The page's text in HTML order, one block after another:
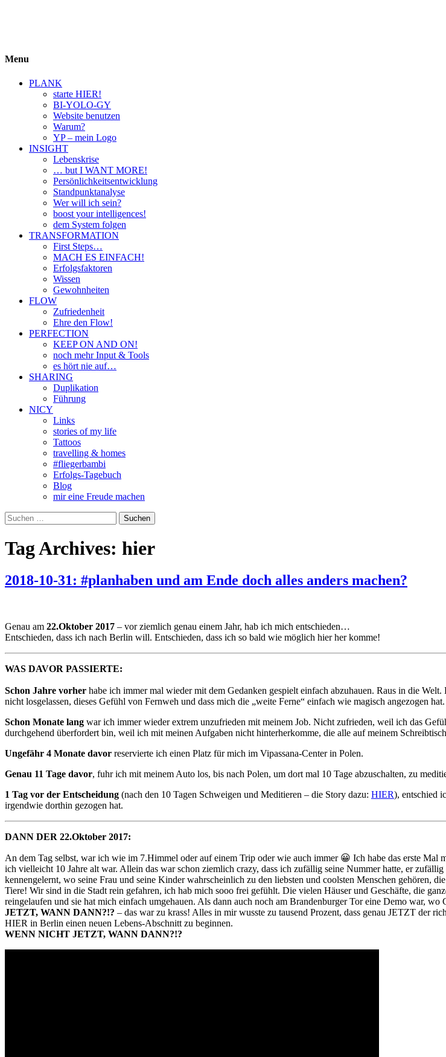
Menu
PLANK
starte HIER!
BI-YOLO-GY
Website benutzen
Warum?
YP – mein Logo
INSIGHT
Lebenskrise
… but I WANT MORE!
Persönlichkeitsentwicklung
Standpunktanalyse
Wer will ich sein?
boost your intelligences!
dem System folgen
TRANSFORMATION
First Steps…
MACH ES EINFACH!
Erfolgsfaktoren
Wissen
Gewohnheiten
FLOW
Zufriedenheit
Ehre den Flow!
PERFECTION
KEEP ON AND ON!
noch mehr Input & Tools
es hört nie auf…
SHARING
Duplikation
Führung
NICY
Links
stories of my life
Tattoos
travelling & homes
#fliegerbambi
Erfolgs-Tagebuch
Blog
mir eine Freude machen
Suchen
nach:
Tag Archives: hier
2018-10-31: #planhaben und am Ende doch alles anders machen?
Genau am 22.Oktober 2017 – vor ziemlich genau einem Jahr, hab ich mich entschieden…
Entschieden, dass ich nach Berlin will. Entschieden, dass ich so bald wie möglich hier her komme!
WAS DAVOR PASSIERTE:
Schon Jahre vorher habe ich immer mal wieder mit dem Gedanken gespielt einfach abzuhauen. Raus in die
nicht losgelassen, dieses Gefühl von Fernweh und dass mich die „weite Ferne“ einfach wie magisch angezogen hat.
Schon Monate lang war ich immer wieder extrem unzufrieden mit meinem Job. Nicht zufrieden, weil ich das
durchgehend überfordert bin, weil ich mit meinen Aufgaben nicht hinterherkomme, die alle auf meinem
Ungefähr 4 Monate davor reservierte ich einen Platz für mich im Vipassana-Center in Polen.
Genau 11 Tage davor, fuhr ich mit meinem Auto los, bis nach Polen, um dort mal 10 Tage abzuschalten, zu
1 Tag vor der Entscheidung (nach den 10 Tagen Schweigen und Meditieren – die Story dazu: HIER), entschied
irgendwie dorthin gezogen hat.
DANN DER 22.Oktober 2017:
An dem Tag selbst, war ich wie im 7.Himmel oder auf einem Trip oder wie auch immer 😀 Ich habe das erste
ich vielleicht 10 Jahre alt war. Allein das war schon ziemlich crazy, dass ich zufällig seine Nummer hatte, er
kennengelernt, wo seine Frau und seine Kinder wahrscheinlich zu den liebsten und coolsten Menschen gehören,
Tiere! Wir sind in die Stadt rein gefahren, ich hab mich sooo frei gefühlt. Die vielen Häuser und Geschäfte, die
reingelaufen und sie hat mich einfach umgehauen. Als dann auch noch am Brandenburger Tor eine Demo war,
JETZT, WANN DANN?!? – das war zu krass! Alles in mir wusste zu tausend Prozent, dass genau JETZT der
HIER in Berlin einen neuen Lebens-Abschnitt zu beginnen.
WENN NICHT JETZT, WANN DANN?!?